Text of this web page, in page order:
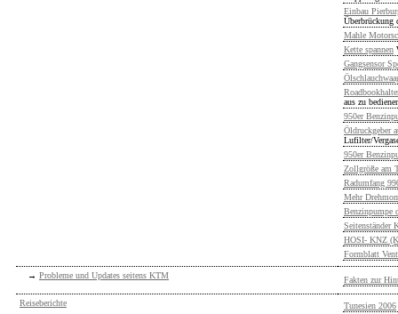
Einbau
Überbrückung
Mahle
Kette spannen
Gangsensor
aus zu
950er
Öldruckgeber
Lufilter/
950er
Zollgröße am
Radumfang
Mehr
Benzinpumpe
Seitenständer
HOSI- KNZ
Formblatt
→ Probleme und Updates seitens KTM Fakten zur
Reiseberichte
Tunesien 2006